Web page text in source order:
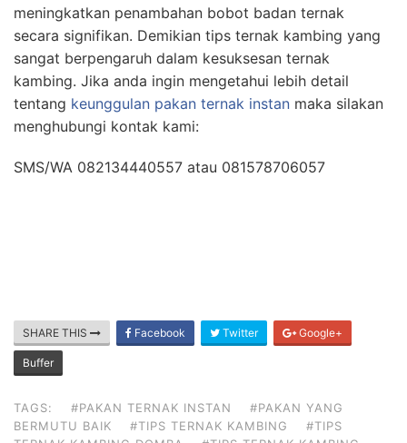
meningkatkan penambahan bobot badan ternak
secara signifikan. Demikian tips ternak kambing yang
sangat berpengaruh dalam kesuksesan ternak
kambing. Jika anda ingin mengetahui lebih detail
tentang keunggulan pakan ternak instan maka silakan
menghubungi kontak kami:
SMS/WA 082134440557 atau 081578706057
A
T
E
R
SHARE THIS Facebook Twitter Google+
Buffer
TAGS: #PAKAN TERNAK INSTAN
#PAKAN YANG
BERMUTU BAIK
#TIPS TERNAK KAMBING
#TIPS